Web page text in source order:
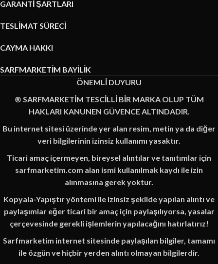
GARANTİ ŞARTLARI
TESLİMAT SÜRECİ
CAYMA HAKKI
SARFMARKETİM BAYİLİK
ÖNEMLİ DUYURU
® SARFMARKETİM TESCİLLİ BİR MARKA OLUP TÜM
HAKLARI KANUNEN GÜVENCE ALTINDADIR.
Bu internet sitesi üzerinde yer alan resim, metin ya da diğer
veri bilgilerinin izinsiz kullanımı yasaktır.
Ticari amaç içermeyen, bireysel alıntılar ve tanıtımlar için
sarfmarketim.com alan ismi kullanılmak kaydı ile izin
alınmasına gerek yoktur.
Kopyala-Yapıştır yöntemi ile izinsiz şekilde yapılan alıntı ve
paylaşımlar eğer ticari bir amaç için paylaşılıyorsa, yasalar
çerçevesinde gerekli işlemlerin yapılacağını hatırlatırız!
Sarfmarketim internet sitesinde paylaşılan bilgiler, tamamı
ile özgün ve hiçbir yerden alıntı olmayan bilgilerdir.